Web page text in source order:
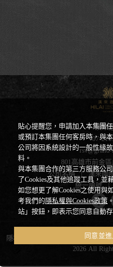
漢來
07-
801高雄市前金
公司名稱
|
漢來國
統一編號
|
隱私權聲明與 Cookie 政策 |
2026 All
貼心提醒您，申請加入本集團
或預訂本集團任何客房時，與
公司將因系統設計的一般性緣
料。
與本集團合作的第三方服務公
了Cookies及其他追蹤工具，並
如您想更了解Cookies之使用與
考我們的 隱私權與Cookies政策
站」按鈕，即表示您同意自動存
同意並